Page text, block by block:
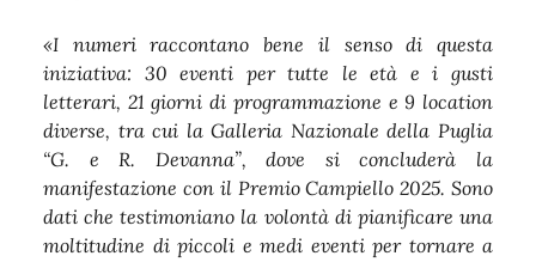
«I numeri raccontano bene il senso di questa
iniziativa: 30 eventi per tutte le età e i gusti
letterari, 21 giorni di programmazione e 9 location
diverse, tra cui la Galleria Nazionale della Puglia
“G. e R. Devanna”, dove si concluderà la
manifestazione con il Premio Campiello 2025. Sono
dati che testimoniano la volontà di pianificare una
moltitudine di piccoli e medi eventi per tornare a